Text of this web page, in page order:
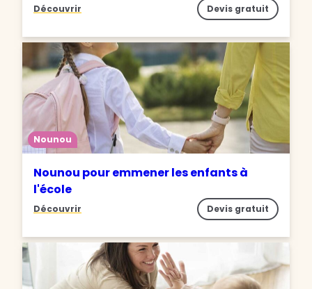
Découvrir Devis gratuit
Nounou
Nounou pour emmener les enfants à
l'école
Découvrir Devis gratuit